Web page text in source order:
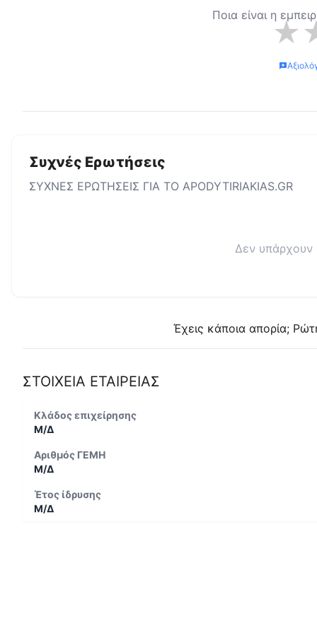
Ποια είναι η
★
Συχνές Ερωτήσεις
ΣΥΧΝΕΣ ΕΡΩΤΗΣΕΙΣ ΓΙΑ ΤΟ APODYTIRIAKIAS.GR
Δεν υπάρχουν
Έχεις κάποια απορία;
ΣΤΟΙΧΕΙΑ ΕΤΑΙΡΕΙΑΣ
Κλάδος επιχείρησης
Μ/Δ
Αριθμός ΓΕΜΗ
Μ/Δ
Έτος ίδρυσης
Μ/Δ